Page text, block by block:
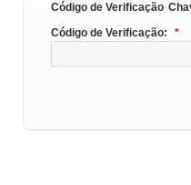
Código de Verificação
Código de Verificação:
*